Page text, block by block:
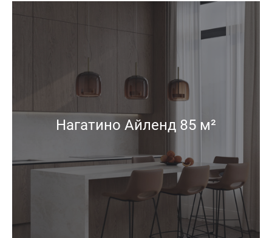
Нагатино Айленд 85 м²